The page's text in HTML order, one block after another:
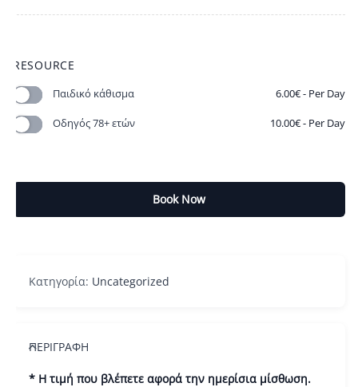
RESOURCE
Παιδικό κάθισμα 6.00€- Per Day
Οδηγός 78+ ετών 10.00€- Per Day
Book Now
Κατηγορία: Uncategorized
ΠΕΡΙΓΡΑΦΉ
* Η τιμή που βλέπετε αφορά την ημερίσια μίσθωση.